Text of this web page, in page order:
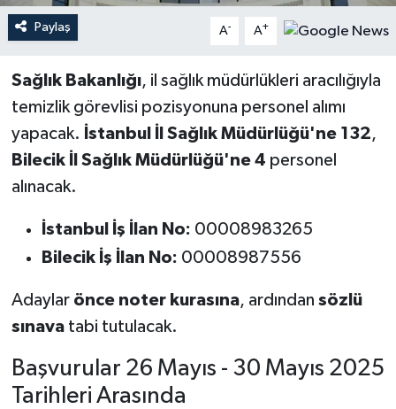
Paylaş A- A+
Sağlık Bakanlığı, il sağlık müdürlükleri aracılığıyla
temizlik görevlisi pozisyonuna personel alımı
yapacak. İstanbul İl Sağlık Müdürlüğü'ne 132,
Bilecik İl Sağlık Müdürlüğü'ne 4 personel
alınacak.
İstanbul İş İlan No: 00008983265
Bilecik İş İlan No: 00008987556
Adaylar önce noter kurasına, ardından sözlü
sınavatabi tutulacak.
Başvurular 26 Mayıs - 30 Mayıs 2025
Tarihleri Arasında